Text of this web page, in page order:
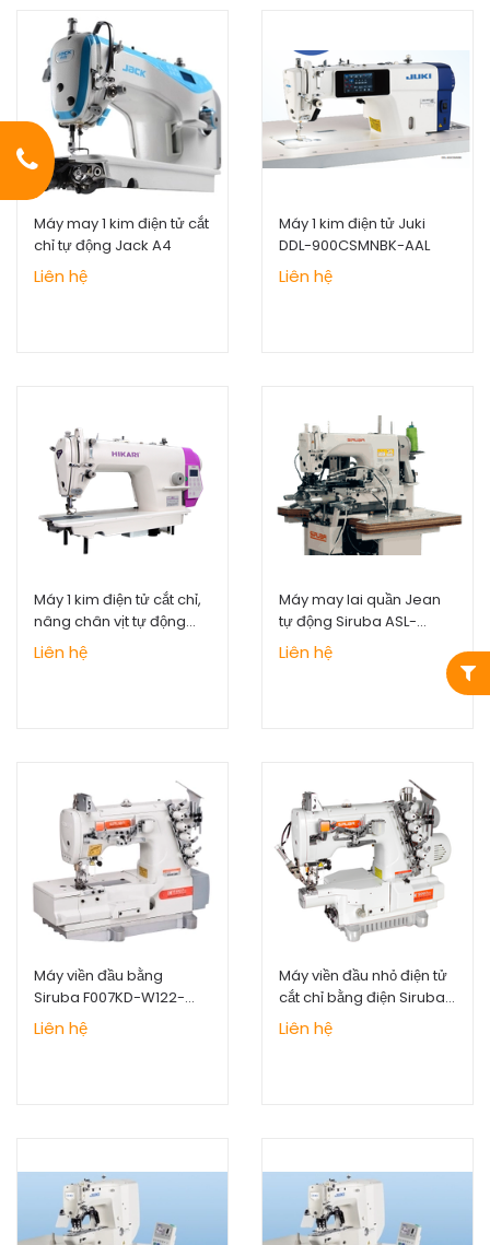
Máy may 1 kim điện tử cắt
chỉ tự động Jack A4
Liên hệ
Máy 1 kim điện tử Juki
DDL-900CSMNBK-AAL
Liên hệ
Máy 1 kim điện tử cắt chỉ,
nâng chân vịt tự động
HIKARI H8900-7C-5/AK
Liên hệ
Máy may lai quần Jean
tự động Siruba ASL-
JBH100
Liên hệ
Máy viền đầu bằng
Siruba F007KD-W122-
356/FHA/DFKU1-0
Liên hệ
Máy viền đầu nhỏ điện tử
cắt chỉ bằng điện Siruba
S007KD-W122-356/PCH-
3M/UTX
Liên hệ